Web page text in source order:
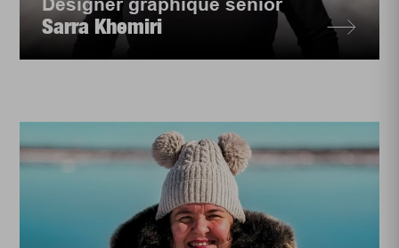
Sarra Khemiri